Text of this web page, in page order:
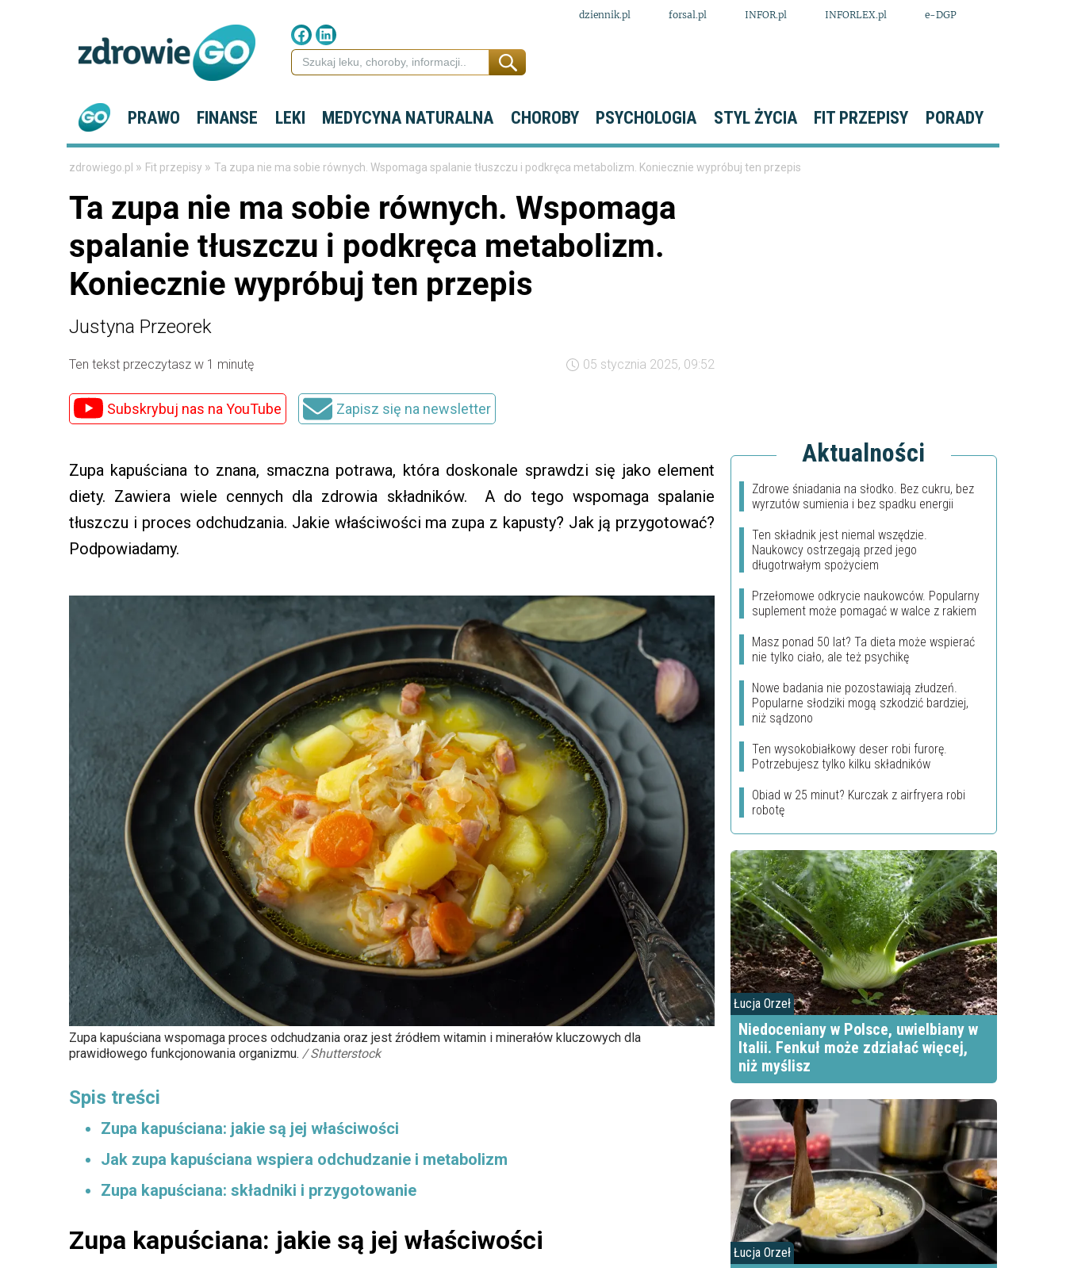
dziennik.pl forsal.pl INFOR.pl INFORLEX.pl e-DGP
PRAWO FINANSE LEKI MEDYCYNA NATURALNA CHOROBY PSYCHOLOGIA STYL ŻYCIA FIT PRZEPISY PORADY
zdrowiego.pl » Fit przepisy » Ta zupa nie ma sobie równych. Wspomaga spalanie tłuszczu i podkręca metabolizm. Koniecznie wypróbuj ten przepis
Ta zupa nie ma sobie równych. Wspomaga
spalanie tłuszczu i podkręca metabolizm.
Koniecznie wypróbuj ten przepis
Justyna Przeorek
Ten tekst przeczytasz w 1 minutę 05 stycznia 2025, 09:52
Subskrybuj nas na YouTube Zapisz się na newsletter
Zupa kapuściana to znana, smaczna potrawa, która doskonale sprawdzi się jako element
diety. Zawiera wiele cennych dla zdrowia składników.
A do tego wspomaga spalanie
tłuszczu i proces odchudzania. Jakie właściwości ma zupa z kapusty? Jak ją przygotować?
Podpowiadamy.
Zupa kapuściana wspomaga proces odchudzania oraz jest źródłem witamin i minerałów kluczowych dla
prawidłowego funkcjonowania organizmu. / Shutterstock
Spis treści
Zupa kapuściana: jakie są jej właściwości
Jak zupa kapuściana wspiera odchudzanie i metabolizm
Zupa kapuściana: składniki i przygotowanie
Zupa kapuściana: jakie są jej właściwości
Aktualności
Zdrowe śniadania na słodko. Bez cukru, bez
wyrzutów sumienia i bez spadku energii
Ten składnik jest niemal wszędzie.
Naukowcy ostrzegają przed jego
długotrwałym spożyciem
Przełomowe odkrycie naukowców. Popularny
suplement może pomagać w walce z rakiem
Masz ponad 50 lat? Ta dieta może wspierać
nie tylko ciało, ale też psychikę
Nowe badania nie pozostawiają złudzeń.
Popularne słodziki mogą szkodzić bardziej,
niż sądzono
Ten wysokobiałkowy deser robi furorę.
Potrzebujesz tylko kilku składników
Obiad w 25 minut? Kurczak z airfryera robi
robotę
Łucja Orzeł
Niedoceniany w Polsce, uwielbiany w
Italii. Fenkuł może zdziałać więcej,
niż myślisz
Łucja Orzeł